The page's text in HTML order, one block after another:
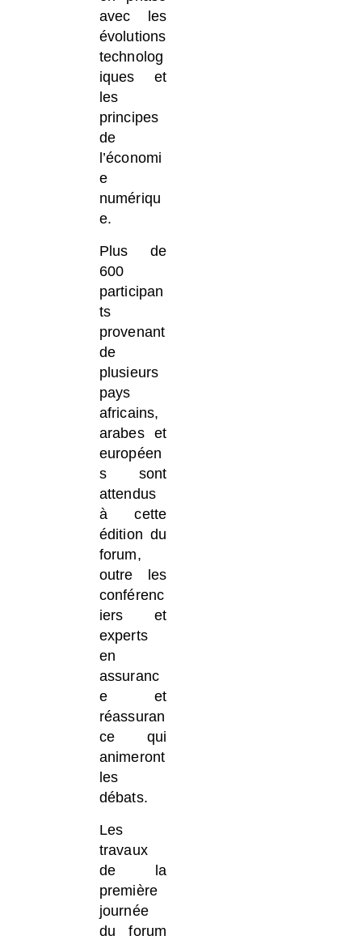
avec les
évolutions
technolog
iques et
les
principes
de
l’économi
e
numériqu
e.
Plus de
600
participan
ts
provenant
de
plusieurs
pays
africains,
arabes et
européen
s sont
attendus
à cette
édition du
forum,
outre les
conférenc
iers et
experts
en
assuranc
e et
réassuran
ce qui
animeront
les
débats.
Les
travaux
de la
première
journée
du forum